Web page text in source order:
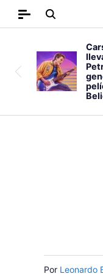
Por Leonardo